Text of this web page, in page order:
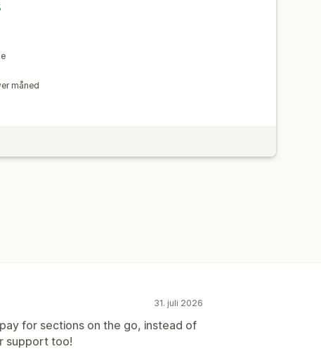
måned
31. juli 2026
for sections on the go, instead of
support too!